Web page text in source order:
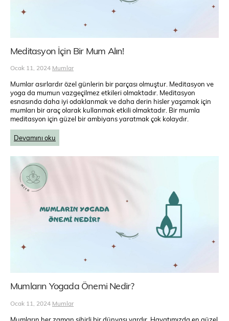
Meditasyon İçin Bir Mum Alın!
Ocak 11, 2024 Mumlar
Mumlar asırlardır özel günlerin bir parçası olmuştur. Meditasyon ve
yoga da mumun vazgeçilmez etkileri olmaktadır. Meditasyon
esnasında daha iyi odaklanmak ve daha derin hisler yaşamak için
mumları bir araç olarak kullanmak etkili olmaktadır. Bir mumla
meditasyon için güzel bir ambiyans yaratmak çok kolaydır.
Devamını oku
Mumların Yogada Önemi Nedir?
Ocak 11, 2024 Mumlar
Mumların her zaman sihirli bir dünyası vardır. Hayatımızda en güzel